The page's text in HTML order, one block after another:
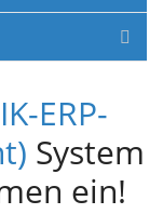
ERP-
System
ein!